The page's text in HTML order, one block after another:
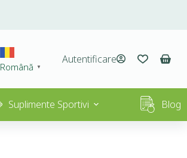
Română ▼
Autentificare
Suplimente Sportivi Blog